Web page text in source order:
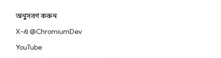
অনুসরণ করুন
X-এ @ChromiumDev
YouTube